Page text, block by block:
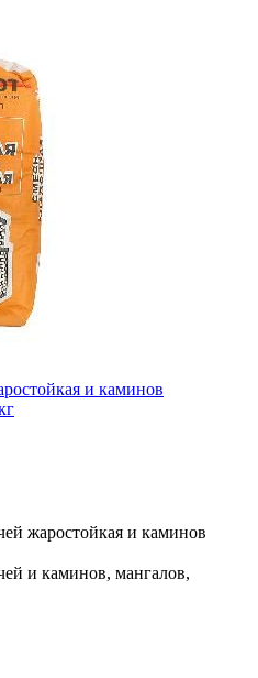
и каминов
жаростойкая и каминов
и каминов, мангалов,